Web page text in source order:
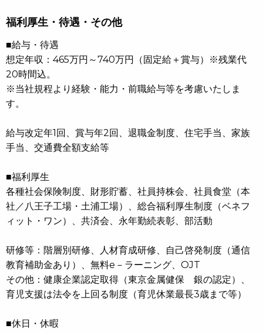
福利厚生・待遇・その他
■給与・待遇
想定年収：465万円～740万円（固定給＋賞与）※残業代
20時間込。
※当社規程より経験・能力・前職給与等を考慮いたしま
す。
給与改定年1回、賞与年2回、退職金制度、住宅手当、家族
手当、交通費全額支給等
■福利厚生
各種社会保険制度、財形貯蓄、社員持株会、社員食堂（本
社／八王子工場・土浦工場）、総合福利厚生制度（ベネフ
ィット・ワン）、共済会、永年勤続表彰、部活動
研修等：階層別研修、人材育成研修、自己啓発制度（通信
教育補助金あり）、無料e－ラーニング、OJT
その他：健康企業認定取得（東京金属健保 銀の認定）、
育児支援は法令を上回る制度（育児休業最長3歳まで等）
■休日・休暇